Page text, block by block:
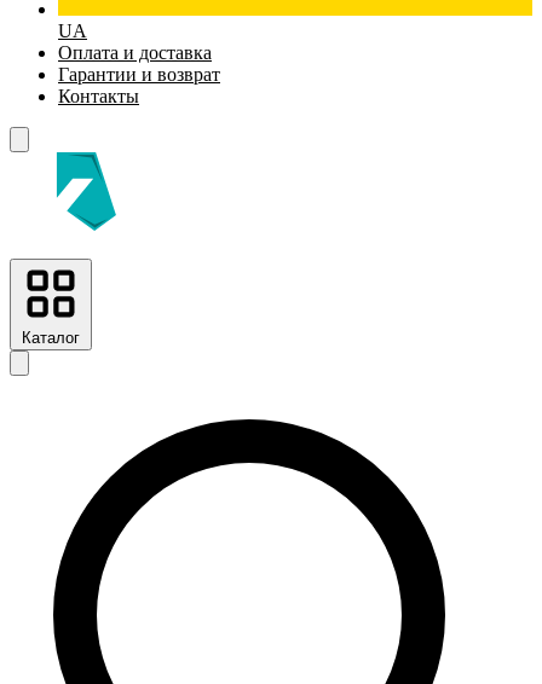
UA
Оплата и доставка
Гарантии и возврат
Контакты
Каталог